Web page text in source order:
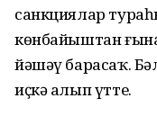
санкциялар
көнбайыштан ғына
йәшәү барасаҡ.
иҫкә алып үтте.